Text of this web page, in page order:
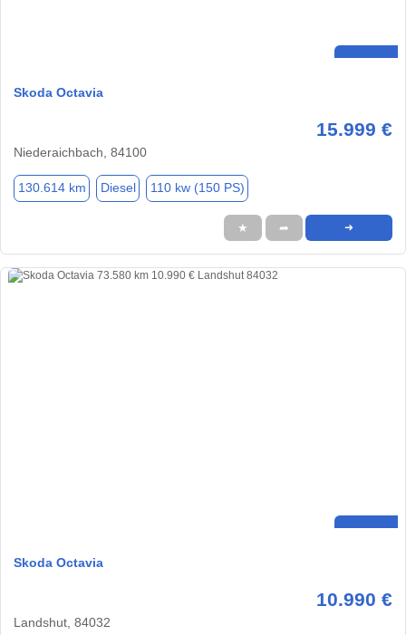
Skoda Octavia
15.999 €
Niederaichbach, 84100
130.614 km Diesel 110 kw (150 PS)
★ ➦ ➜
Skoda Octavia
10.990 €
Landshut, 84032